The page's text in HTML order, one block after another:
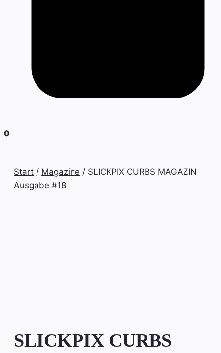
0
Start / Magazine / SLICKPIX CURBS MAGAZIN
Ausgabe #18
SLICKPIX CURBS